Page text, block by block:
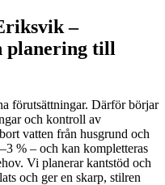
–
planering till
förutsättningar. Därför börjar
och kontroll av
vatten från husgrund och
% – och kan kompletteras
Vi planerar kantstöd och
och ger en skarp, stilren